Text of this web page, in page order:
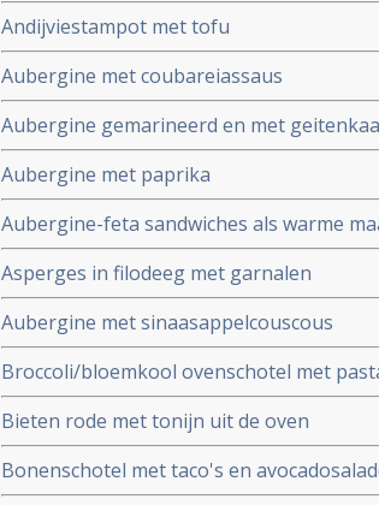
Andijviestampot met tofu
Aubergine met coubareiassaus
Aubergine gemarineerd en met
Aubergine met paprika
Aubergine-feta sandwiches als warme
Asperges in filodeeg met garnalen
Aubergine met sinaasappelcouscous
Broccoli/bloemkool ovenschotel met
Bieten rode met tonijn uit de oven
Bonenschotel met taco's en